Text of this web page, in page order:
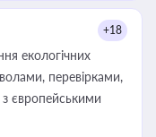
+18
екологічних
перевірками,
з європейськими